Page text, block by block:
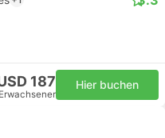
187 Hier buchen